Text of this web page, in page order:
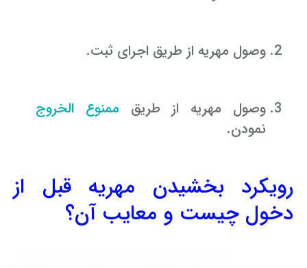
وصول مهریه از طریق اجرای ثبت.
وصول مهریه از طریق ممنوع الخروج
نمودن.
رویکرد بخشیدن مهریه قبل از
دخول چیست و معایب آن؟